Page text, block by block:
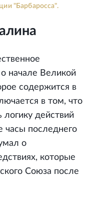
"Барбаросса".
начале Великой
содержится в
в том, что
логику действий
часы последнего
о
которые
Союза после